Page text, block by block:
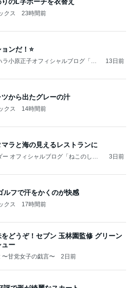
クス 23時間前
ンだ！⭐️
ラ小原正子オフィシャルブログ「女
13日前
から出たグレーの汁
クス 14時間前
ラと海の見えるレストランに
ー オフィシャルブログ「ねこのしっ
3日前
ルフで汗をかくのが快感
クス 17時間前
どうぞ！セブン 玉林園監修 グリーン
ュー
甘党女子の戯言〜 2日前